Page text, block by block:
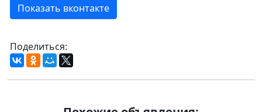
Показать вконтакте
Поделиться: